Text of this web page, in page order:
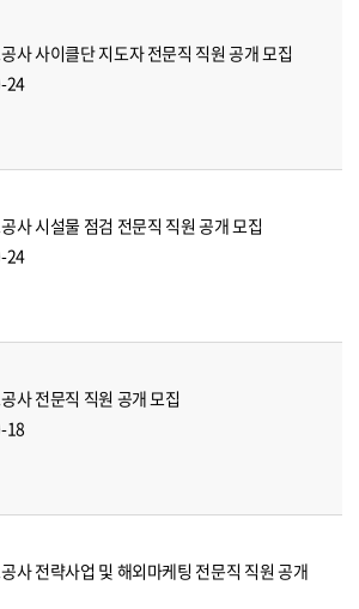
사 사이클단 지도자 전문직 직원 공개 모집
24
사 시설물 점검 전문직 직원 공개 모집
24
사 전문직 직원 공개 모집
18
사 전략사업 및 해외마케팅 전문직 직원 공개